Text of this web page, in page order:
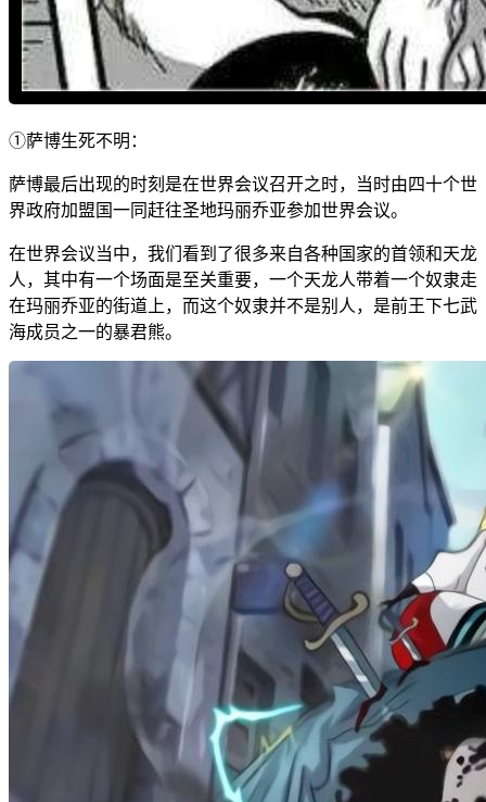
①萨博生死不明：
萨博最后出现的时刻是在世界会议召开之时，当时由四十个世
界政府加盟国一同赶往圣地玛丽乔亚参加世界会议。
在世界会议当中，我们看到了很多来自各种国家的首领和天龙
人，其中有一个场面是至关重要，一个天龙人带着一个奴隶走
在玛丽乔亚的街道上，而这个奴隶并不是别人，是前王下七武
海成员之一的暴君熊。